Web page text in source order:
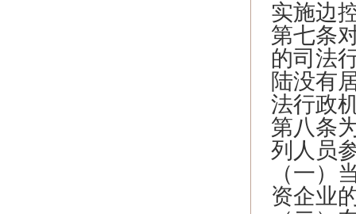
实施边
第七条
的司法
陆没有
法行政
第八条
列人员
（一）
资企业